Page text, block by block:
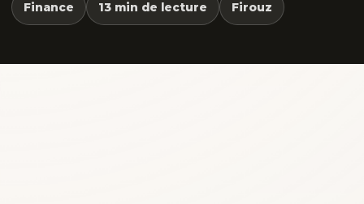
Finance 13 min de lecture Firouz